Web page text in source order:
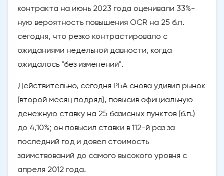
контракта на июнь 2023 года оценивали 33%-
ную вероятность повышения OCR на 25 б.п.
сегодня, что резко контрастировало с
ожиданиями недельной давности, когда
ожидалось "без изменений".
Действительно, сегодня РБА снова удивил рынок
(второй месяц подряд), повысив официальную
денежную ставку на 25 базисных пунктов (б.п.)
до 4,10%; он повысил ставки в 112-й раз за
последний год и довел стоимость
заимствований до самого высокого уровня с
апреля 2012 года.